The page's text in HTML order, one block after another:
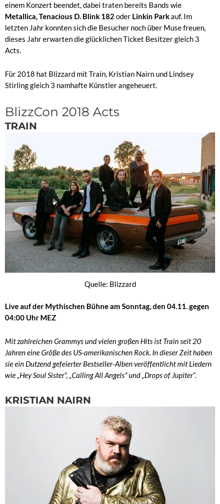
einem Konzert beendet, dabei traten bereits Bands wie
Metallica, Tenacious D. Blink 182 oder Linkin Parkauf. Im
letzten Jahr konnten sich die Besucher noch über Muse freuen,
dieses Jahr erwarten die glücklichen Ticket Besitzer gleich 3
Acts.
Für 2018 hat Blizzard mit Train, Kristian Nairn und Lindsey
Stirling gleich 3 namhafte Künstler angeheuert.
BlizzCon 2018 Acts
TRAIN
Quelle: Blizzard
Live auf der Mythischen Bühne am Sonntag, den 04.11. gegen
04:00 Uhr MEZ
Mit zahlreichen Grammys und vielen großen Hits ist Train seit 20
Jahren eine Größe des US-amerikanischen Rock. In dieser Zeit haben
sie ein Dutzend gefeierter Bestseller-Alben veröffentlicht mit Liedern
wie „Hey Soul Sister“, „Calling All Angels“ und „Drops of Jupiter“.
KRISTIAN NAIRN